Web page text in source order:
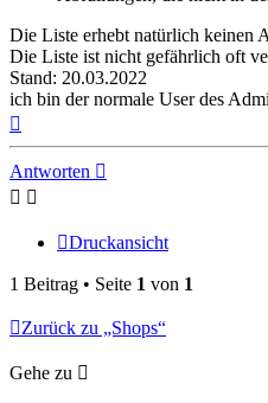
Die Liste erhebt natürlich keinen
Die Liste ist nicht gefährlich oft
Stand: 20.03.2022
ich bin der normale User des
oben
Antworten
Druckansicht
1 Beitrag • Seite 1 von 1
Zurück zu „Shops“
Gehe zu